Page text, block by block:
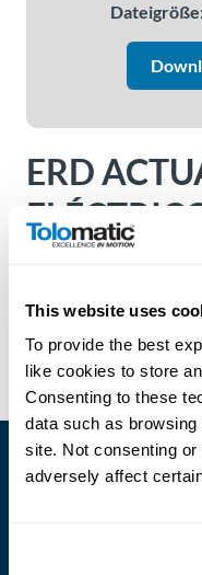
This website uses
To provide the best
like cookies to store
Consenting to these
data such as
site. Not consenting
adversely affect
ERD
VÁSTAGO
Actuator
Version: 2190-4020,
Ingenieur
Veranstaltungen
Dealer
Portal